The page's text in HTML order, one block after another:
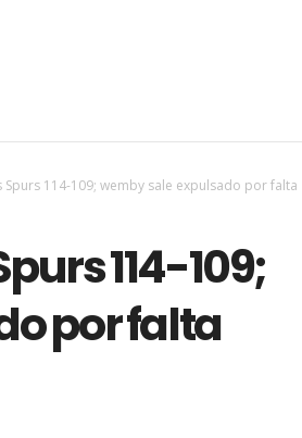
114-109; wemby sale expulsado por falta
114-109;
por falta